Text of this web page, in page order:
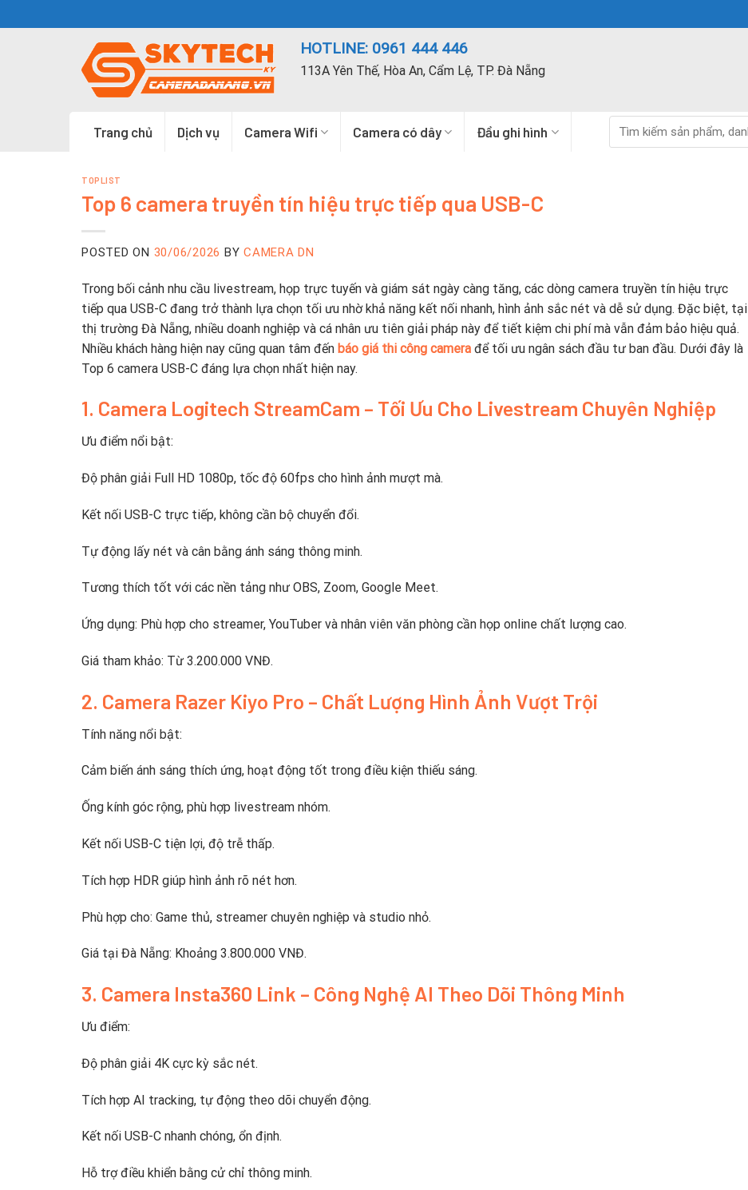
to
HOTLINE: 0961 444 446
113A Yên Thế, Hòa An, Cẩm Lệ, TP. Đà Nẵng
Trang chủ Dịch vụ Camera Wifi Camera có dây Đầu ghi hình
kiếm:
TOPLIST
Top 6 camera truyền tín hiệu trực tiếp qua USB-C
POSTED ON 30/06/2026 BY CAMERA DN
Trong bối cảnh nhu cầu livestream, họp trực tuyến và giám sát ngày càng tăng, các dòng camera truyền tín hiệu trực
tiếp qua USB-C đang trở thành lựa chọn tối ưu nhờ khả năng kết nối nhanh, hình ảnh sắc nét và dễ sử dụng. Đặc biệt, tại
thị trường Đà Nẵng, nhiều doanh nghiệp và cá nhân ưu tiên giải pháp này để tiết kiệm chi phí mà vẫn đảm bảo hiệu quả.
Nhiều khách hàng hiện nay cũng quan tâm đến báo giá thi công camera để tối ưu ngân sách đầu tư ban đầu. Dưới đây là
Top 6 camera USB-C đáng lựa chọn nhất hiện nay.
1. Camera Logitech StreamCam – Tối Ưu Cho Livestream Chuyên Nghiệp
Ưu điểm nổi bật:
Độ phân giải Full HD 1080p, tốc độ 60fps cho hình ảnh mượt mà.
Kết nối USB-C trực tiếp, không cần bộ chuyển đổi.
Tự động lấy nét và cân bằng ánh sáng thông minh.
Tương thích tốt với các nền tảng như OBS, Zoom, Google Meet.
Ứng dụng: Phù hợp cho streamer, YouTuber và nhân viên văn phòng cần họp online chất lượng cao.
Giá tham khảo: Từ 3.200.000 VNĐ.
2. Camera Razer Kiyo Pro – Chất Lượng Hình Ảnh Vượt Trội
Tính năng nổi bật:
Cảm biến ánh sáng thích ứng, hoạt động tốt trong điều kiện thiếu sáng.
Ống kính góc rộng, phù hợp livestream nhóm.
Kết nối USB-C tiện lợi, độ trễ thấp.
Tích hợp HDR giúp hình ảnh rõ nét hơn.
Phù hợp cho: Game thủ, streamer chuyên nghiệp và studio nhỏ.
Giá tại Đà Nẵng: Khoảng 3.800.000 VNĐ.
3. Camera Insta360 Link – Công Nghệ AI Theo Dõi Thông Minh
Ưu điểm:
Độ phân giải 4K cực kỳ sắc nét.
Tích hợp AI tracking, tự động theo dõi chuyển động.
Kết nối USB-C nhanh chóng, ổn định.
Hỗ trợ điều khiển bằng cử chỉ thông minh.